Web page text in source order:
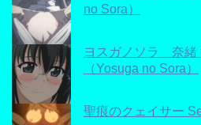
no Sora）
ヨスガノソラ 奈
（Yosuga no Sora）
聖痕のクェイサー